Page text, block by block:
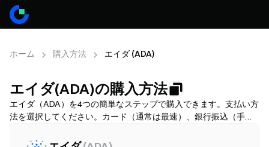
ホーム 購入方法 エイダ (ADA)
エイダ(ADA)の購入方法
エイダ（ADA）を4つの簡単なステップで購入できます。支払い方
法を選択してください。カード（通常は最速）、銀行振込（手数
たはP2P/C2C（選択肢は多いですが、詐欺リスクが高いです）か